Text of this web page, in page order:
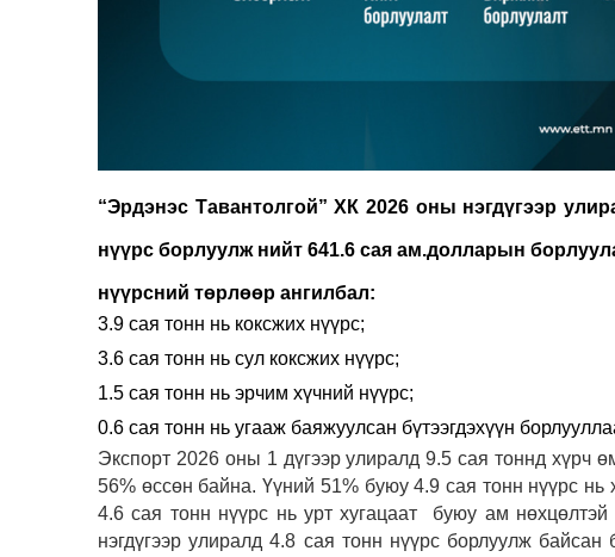
“Эрдэнэс Тавантолгой” ХК 2026 оны нэгдүгээр
нүүрс борлуулж нийт 641.6 сая ам.долларын
нүүрсний төрлөөр ангилбал:
3.9 сая тонн нь коксжих нүүрс;
3.6 сая тонн нь сул коксжих нүүрс;
1.5 сая тонн нь эрчим хүчний нүүрс;
0.6 сая тонн нь угааж баяжуулсан бүтээгдэхүүн
Экспорт 2026 оны 1 дүгээр улиралд 9.5 сая тоннд хүрч
56% өссөн байна. Үүний 51% буюу 4.9 сая тонн нүүрс нь
4.6 сая тонн нүүрс нь урт хугацаат буюу ам
нэгдүгээр улиралд 4.8 сая тонн нүүрс борлуулж